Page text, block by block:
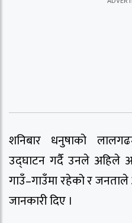
शनिबार धनुषाको
उद्घाटन गर्दै उनले अहिले
गाउँ–गाउँमा रहेको र
जानकारी दिए ।